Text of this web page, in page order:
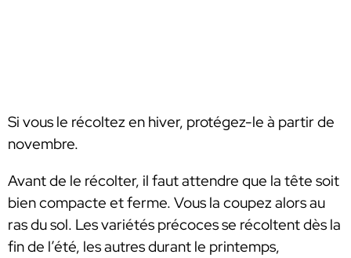
Si vous le récoltez en hiver, protégez-le à partir de
novembre.
Avant de le récolter, il faut attendre que la tête soit
bien compacte et ferme. Vous la coupez alors au
ras du sol. Les variétés précoces se récoltent dès la
fin de l’été, les autres durant le printemps,